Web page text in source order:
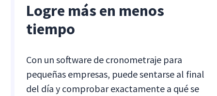
Logre más en menos
tiempo
Con un software de cronometraje para
pequeñas empresas, puede sentarse al final
del día y comprobar exactamente a qué se